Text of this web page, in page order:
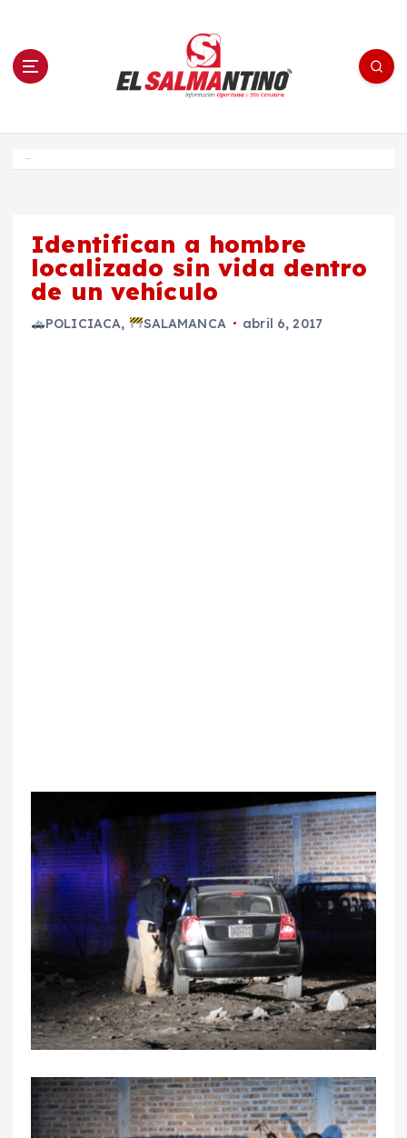
n El Salmantino - medios/noticias/editorial
Identifican a hombre
localizado sin vida dentro
de un vehículo
POLICIACA, SALAMANCA abril 6, 2017